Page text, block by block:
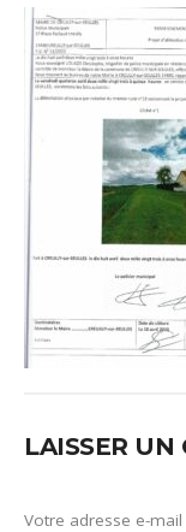
LAISSER UN
Votre adresse e-